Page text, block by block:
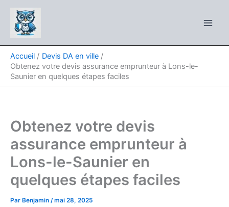
contenu
Accueil
Devis DA en ville
Obtenez votre devis assurance emprunteur à Lons-le-
Saunier en quelques étapes faciles
Obtenez votre devis
assurance emprunteur à
Lons-le-Saunier en
quelques étapes faciles
Par Benjamin /mai 28, 2025